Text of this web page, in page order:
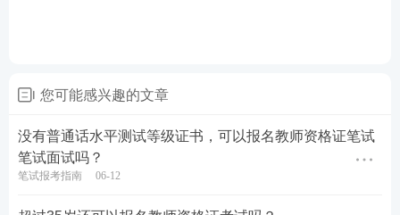
您可能感兴趣的文章
没有普通话水平测试等级证书，可以报名教师资格证笔试
笔试面试吗？
笔试报考指南 06-12